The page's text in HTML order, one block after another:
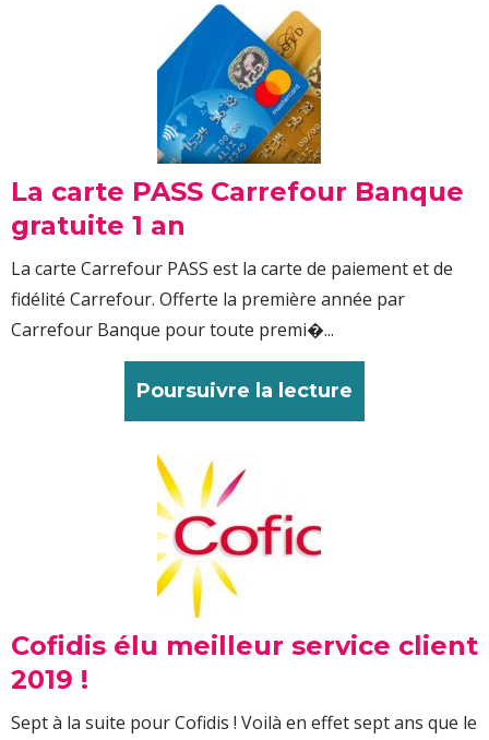
La carte PASS Carrefour Banque
gratuite 1 an
La carte Carrefour PASS est la carte de paiement et de
fidélité Carrefour. Offerte la première année par
Carrefour Banque pour toute premi�...
Poursuivre la lecture
Cofidis élu meilleur service client
2019 !
Sept à la suite pour Cofidis ! Voilà en effet sept ans que le